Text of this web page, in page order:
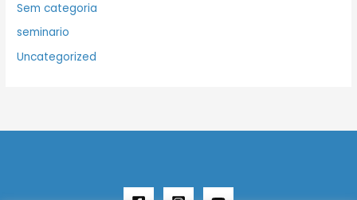
Sem categoria
seminario
Uncategorized